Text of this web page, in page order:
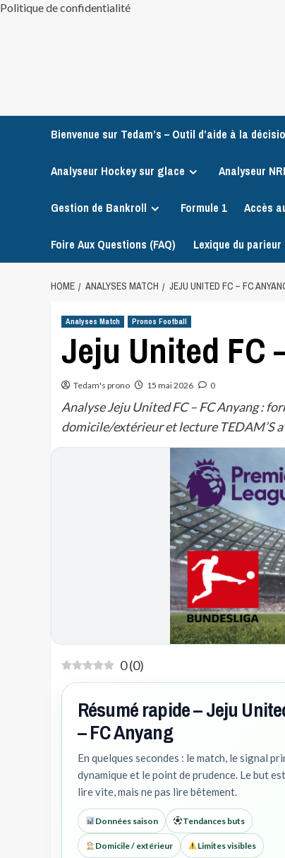
Politique de confidentialité
Bienvenue sur Tedam’s – Outil d’aide à la
Analyseur Hockey sur glace Analyseur
Gestion de Bankroll Formule 1 Accès
Foire Aux Questions (FAQ) Lexique du parieur
HOME ANALYSES MATCH JEJU UNITED FC – FC
Analyses Match Pronos Football
Jeju United FC
Tedam's prono 15 mai 2026 0
Analyse Jeju United FC – FC Anyang :
domicile/extérieur et lecture TEDAM’S
0(0)
Résumé rapide – Jeju
– FC Anyang
En quelques secondes : le match, le signal
dynamique et le point de prudence. Le but
lire vite, mais ne pas lire bêtement.
Données saison Tendances buts
Domicile / extérieur Limites visibles